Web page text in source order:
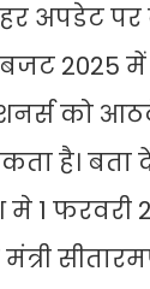
अपडेट पर
2025 में
को
है। बता
1 फरवरी
मंत्री